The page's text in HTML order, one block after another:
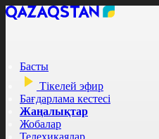
Басты
Тікелей эфир
Бағдарлама кестесі
Жаңалықтар
Жобалар
Телехикаялар